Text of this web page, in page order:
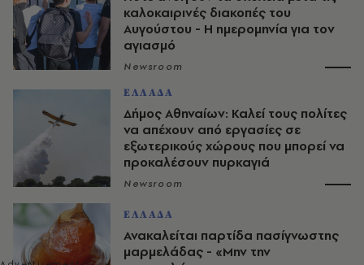
καλοκαιρινές διακοπές του
Αυγούστου - Η ημερομηνία για τον
αγιασμό
Newsroom
ΕΛΛΑΔΑ
Δήμος Αθηναίων: Καλεί τους πολίτες
να απέχουν από εργασίες σε
εξωτερικούς χώρους που μπορεί να
προκαλέσουν πυρκαγιά
Newsroom
ΕΛΛΑΔΑ
Ανακαλείται παρτίδα πασίγνωστης
μαρμελάδας - «Μην την